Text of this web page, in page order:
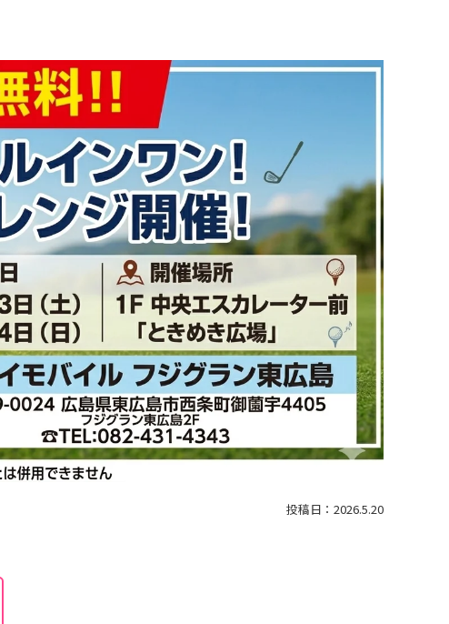
投稿日：2026.5.20